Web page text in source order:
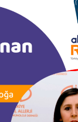
Sonraki